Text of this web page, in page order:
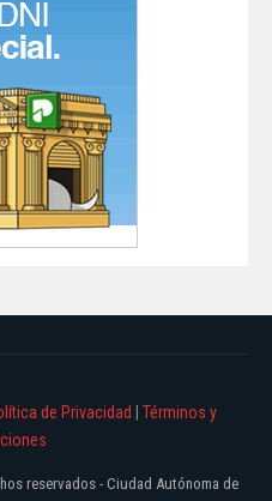
de Privacidad
Términos y
reservados - Ciudad Autónoma de